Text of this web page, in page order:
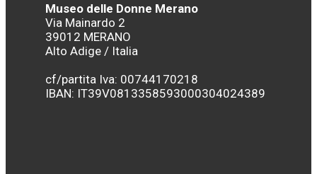
Museo delle Donne Merano
Via Mainardo 2
39012 MERANO
Alto Adige / Italia
cf/partita Iva: 00744170218
IBAN: IT39V0813358593000304024389